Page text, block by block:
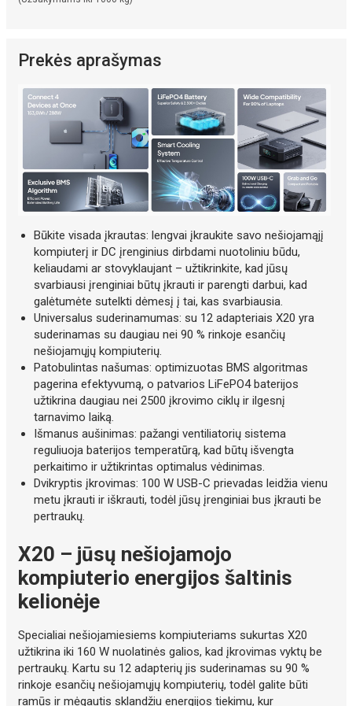
Prekės aprašymas
Būkite visada įkrautas: lengvai įkraukite savo nešiojamąjį
kompiuterį ir DC įrenginius dirbdami nuotoliniu būdu,
keliaudami ar stovyklaujant – užtikrinkite, kad jūsų
svarbiausi įrenginiai būtų įkrauti ir parengti darbui, kad
galėtumėte sutelkti dėmesį į tai, kas svarbiausia.
Universalus suderinamumas: su 12 adapteriais X20 yra
suderinamas su daugiau nei 90 % rinkoje esančių
nešiojamųjų kompiuterių.
Patobulintas našumas: optimizuotas BMS algoritmas
pagerina efektyvumą, o patvarios LiFePO4 baterijos
užtikrina daugiau nei 2500 įkrovimo ciklų ir ilgesnį
tarnavimo laiką.
Išmanus aušinimas: pažangi ventiliatorių sistema
reguliuoja baterijos temperatūrą, kad būtų išvengta
perkaitimo ir užtikrintas optimalus vėdinimas.
Dvikryptis įkrovimas: 100 W USB-C prievadas leidžia vienu
metu įkrauti ir iškrauti, todėl jūsų įrenginiai bus įkrauti be
pertraukų.
X20 – jūsų nešiojamojo
kompiuterio energijos šaltinis
kelionėje
Specialiai nešiojamiesiems kompiuteriams sukurtas X20
užtikrina iki 160 W nuolatinės galios, kad įkrovimas vyktų be
pertraukų. Kartu su 12 adapterių jis suderinamas su 90 %
rinkoje esančių nešiojamųjų kompiuterių, todėl galite būti
ramūs ir mėgautis sklandžiu energijos tiekimu, kur